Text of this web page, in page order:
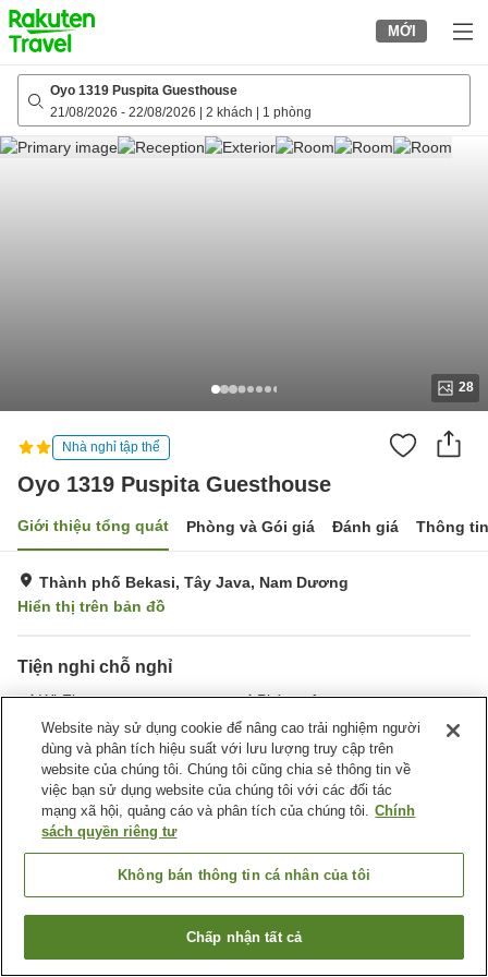
to
top
page
MỚI
Oyo 1319 Puspita Guesthouse
21/08/2026 - 22/08/2026 2 khách 1 phòng
28
Nhà nghỉ tập thể
Oyo 1319 Puspita Guesthouse
Giới thiệu tổng quát Phòng và Gói giá Đánh giá Thông
Thành phố Bekasi, Tây Java, Nam Dương
Hiển thị trên bản đồ
Tiện nghi chỗ nghỉ
Wi-Fi
Phòng tập gym
Nhà hàng
Hoàn toàn không hút thuốc
Trang chủ Nam Dương Tây Java
Thành phố Bekasi
Oyo 1319 Puspita Guesthouse
Tìm phòng trống
Website này sử dụng cookie để nâng cao trải nghiệm người
dùng và phân tích hiệu suất với lưu lượng truy cập trên
website của chúng tôi. Chúng tôi cũng chia sẻ thông tin về
việc bạn sử dụng website của chúng tôi với các đối tác
mạng xã hội, quảng cáo và phân tích của chúng tôi. Chính
sách quyền riêng tư
Không bán thông tin cá nhân của tôi
Chấp nhận tất cả